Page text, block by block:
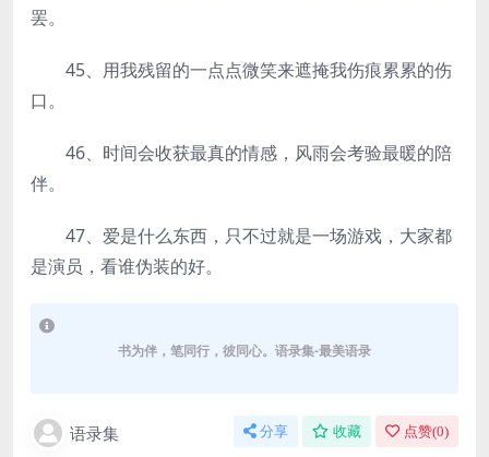
罢。
45、用我残留的一点点微笑来遮掩我伤痕累累的伤
口。
46、时间会收获最真的情感，风雨会考验最暖的陪
伴。
47、爱是什么东西，只不过就是一场游戏，大家都
是演员，看谁伪装的好。
书为伴，笔同行，彼同心。语录集-最美语录
语录集 分享 收藏 点赞(0)